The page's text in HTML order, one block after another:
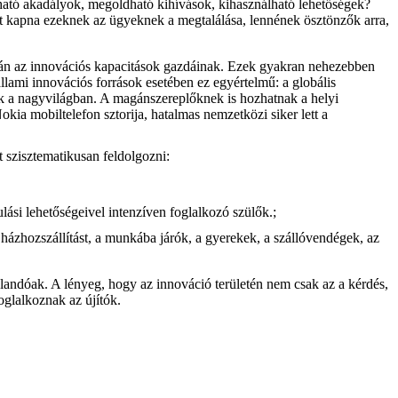
akadályok, megoldható kihívások, kihasználható lehetőségek?
ezeknek az ügyeknek a megtalálása, lennének ösztönzők arra,
az innovációs kapacitások gazdáinak. Ezek gyakran nehezebben
innovációs források esetében ez egyértelmű: a globális
nagyvilágban. A magánszereplőknek is hozhatnak a helyi
mobiltelefon sztorija, hatalmas nemzetközi siker lett a
feldolgozni:
lehetőségeivel intenzíven foglalkozó szülők.;
a munkába járók, a gyerekek, a szállóvendégek, az
A lényeg, hogy az innováció területén nem csak az a kérdés,
az újítók.